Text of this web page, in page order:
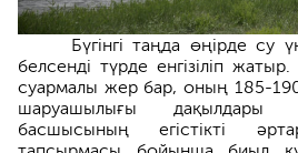
Бүгінгі таңда өңірде су
белсенді түрде енгізіліп
суармалы жер бар, оның 185-
шаруашылығы дақылдары
басшысының егістікті